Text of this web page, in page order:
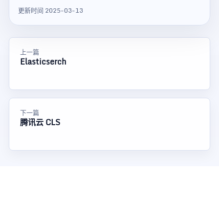
更新时间 2025-03-13
上一篇
Elasticserch
下一篇
腾讯云 CLS